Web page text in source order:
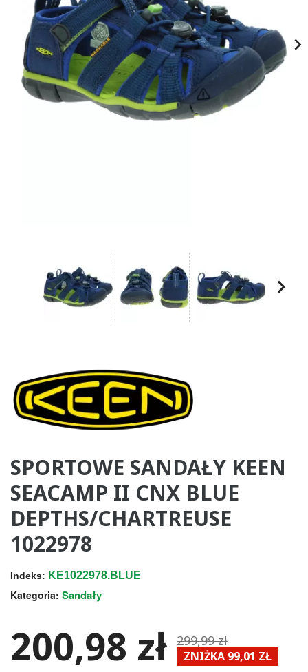

SPORTOWE SANDAŁY KEEN
SEACAMP II CNX BLUE
DEPTHS/CHARTREUSE
1022978
Indeks: KE1022978.BLUE
Kategoria: Sandały
200,98 zł 299,99 zł
ZNIŻKA 99,01 ZŁ